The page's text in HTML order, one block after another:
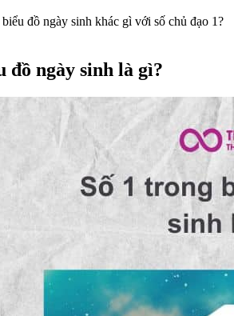
đồ ngày sinh khác gì với số chủ đạo 1?
đồ ngày sinh là gì?